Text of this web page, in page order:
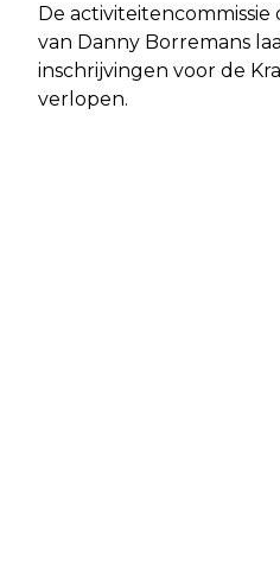
De
van Danny Borremans
inschrijvingen voor de
verlopen.